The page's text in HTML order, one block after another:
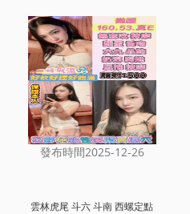
發布時間2025-12-26
雲林虎尾 斗六 斗南 西螺定點